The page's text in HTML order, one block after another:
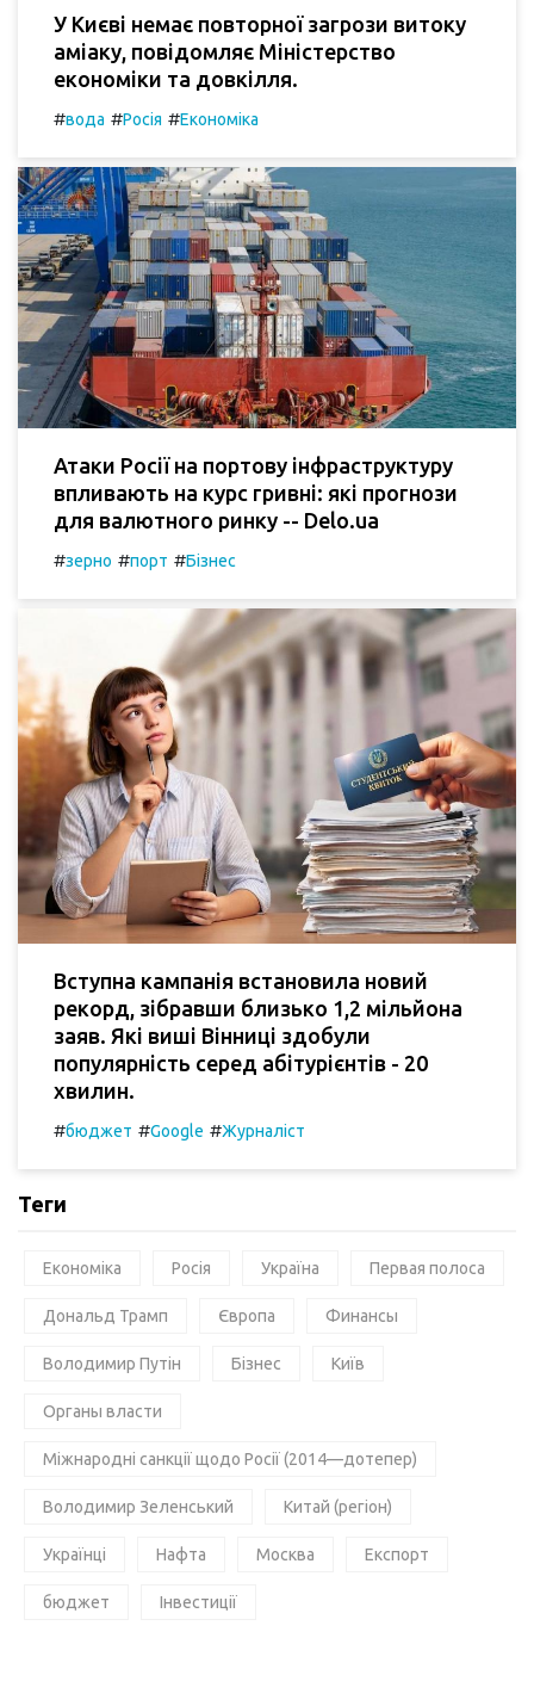
У Києві немає повторної загрози витоку
аміаку, повідомляє Міністерство
економіки та довкілля.
#вода #Росія #Економіка
Атаки Росії на портову інфраструктуру
впливають на курс гривні: які прогнози
для валютного ринку -- Delo.ua
#зерно #порт #Бізнес
Вступна кампанія встановила новий
рекорд, зібравши близько 1,2 мільйона
заяв. Які виші Вінниці здобули
популярність серед абітурієнтів - 20
хвилин.
#бюджет #Google #Журналіст
Теги
Економіка Росія Україна Первая полоса
Дональд Трамп Європа Финансы
Володимир Путін Бізнес Київ
Органы власти
Міжнародні санкції щодо Росії (2014—дотепер)
Володимир Зеленський Китай (регіон)
Українці Нафта Москва Експорт
бюджет Інвестиції